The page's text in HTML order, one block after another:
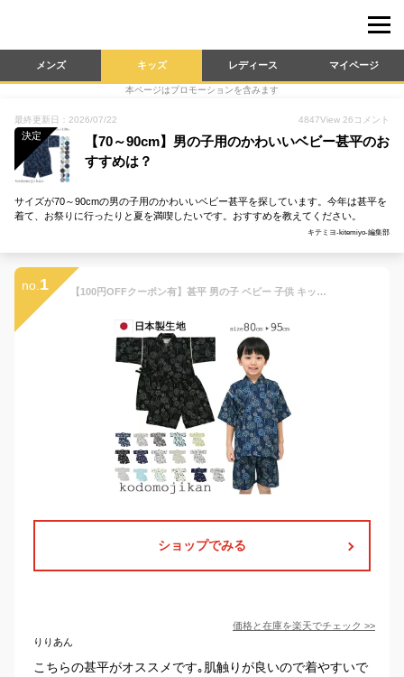
メンズ キッズ レディース マイページ
本ページはプロモーションを含みます
最終更新日：2026/07/22 4847View 26 コメント
決定
【70～90cm】男の子用のかわいいベビー甚平のお
すすめは？
サイズが70～90cmの男の子用のかわいいベビー甚平を探しています。今年は甚平を
着て、お祭りに行ったりと夏を満喫したいです。おすすめを教えてください。
キテミヨ-kitemiyo-編集部
no. 1 【100円OFFクーポン有】甚平 男の子 ベビー 子供 キッズ おしゃれ 赤ちゃん 花火大会 夏祭り 七夕 子供用 夕涼み会 80cm 90cm 95cm コットン 綿100% 日本製 生地 和柄 花火 矢絣 水玉 龍 パジャマ 部屋着 海外土産 東商店
ショップでみる
価格と在庫を楽天でチェック >>
りりあん
こちらの甚平がオススメです｡肌触りが良いので着やすいで